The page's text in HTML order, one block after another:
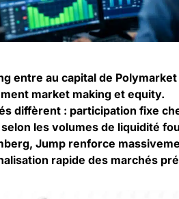
entre au capital de
market making et equity.
diffèrent : participation fixe
les volumes de liquidité
Jump renforce
rapide des marchés